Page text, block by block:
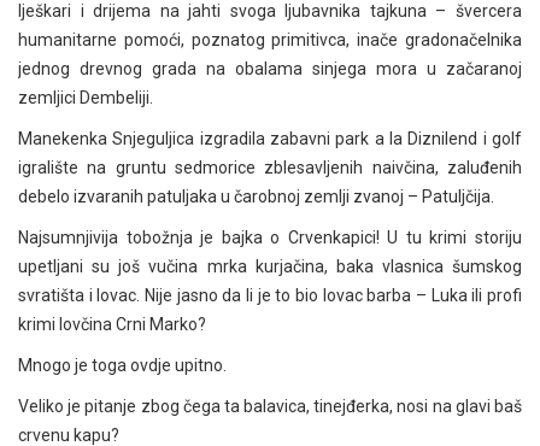
lješkari i drijema na jahti svoga ljubavnika tajkuna – švercera
humanitarne pomoći, poznatog primitivca, inače gradonačelnika
jednog drevnog grada na obalama sinjega mora u začaranoj
zemljici Dembeliji.
Manekenka Snjeguljica izgradila zabavni park a la Diznilend i golf
igralište na gruntu sedmorice zblesavljenih naivčina, zaluđenih
debelo izvaranih patuljaka u čarobnoj zemlji zvanoj – Patuljčija.
Najsumnjivija tobožnja je bajka o Crvenkapici! U tu krimi storiju
upetljani su još vučina mrka kurjačina, baka vlasnica šumskog
svratišta i lovac. Nije jasno da li je to bio lovac barba – Luka ili profi
krimi lovčina Crni Marko?
Mnogo je toga ovdje upitno.
Veliko je pitanje zbog čega ta balavica, tinejđerka, nosi na glavi baš
crvenu kapu?